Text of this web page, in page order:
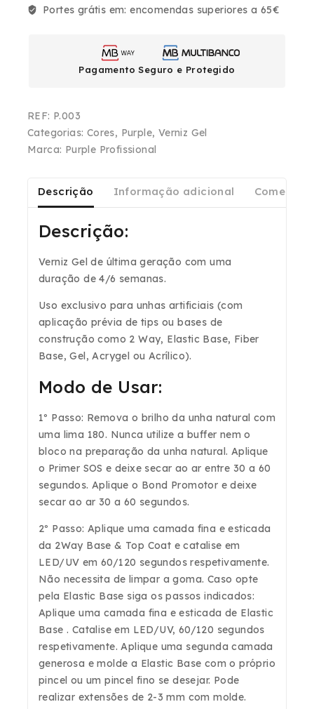
Portes grátis em:encomendas superiores a 65€
Pagamento Seguro e Protegido
REF: P.003
Categorias: Cores, Purple, Verniz Gel
Marca: Purple Profissional
Descrição Informação adicional
Descrição:
Verniz Gel de última geração com uma
duração de 4/6 semanas.
Uso exclusivo para unhas artificiais (com
aplicação prévia de tips ou bases de
construção como 2 Way, Elastic Base, Fiber
Base, Gel, Acrygel ou Acrílico).
Modo de Usar:
1º Passo: Remova o brilho da unha natural com
uma lima 180. Nunca utilize a buffer nem o
bloco na preparação da unha natural. Aplique
o Primer SOS e deixe secar ao ar entre 30 a 60
segundos. Aplique o Bond Promotor e deixe
secar ao ar 30 a 60 segundos.
2º Passo: Aplique uma camada fina e esticada
da 2Way Base & Top Coat e catalise em
LED/UV em 60/120 segundos respetivamente.
Não necessita de limpar a goma. Caso opte
pela Elastic Base siga os passos indicados:
Aplique uma camada fina e esticada de Elastic
Base . Catalise em LED/UV, 60/120 segundos
respetivamente. Aplique uma segunda camada
generosa e molde a Elastic Base com o próprio
pincel ou um pincel fino se desejar. Pode
realizar extensões de 2-3 mm com molde.